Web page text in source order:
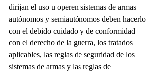
dirijan el uso u operen sistemas de armas
autónomos y semiautónomos deben hacerlo
con el debido cuidado y de conformidad
con el derecho de la guerra, los tratados
aplicables, las reglas de seguridad de los
sistemas de armas y las reglas de